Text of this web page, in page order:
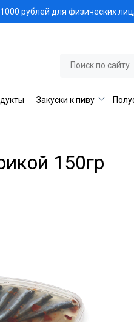
рублей для физических
Закуски к пиву
150гр